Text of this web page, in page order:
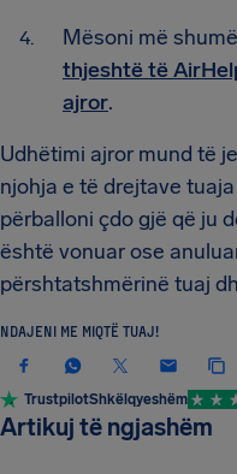
Mësoni më
thjeshtë të
ajror.
Udhëtimi ajror mund të
njohja e të drejtave
përballoni çdo gjë që ju
është vonuar ose
përshtatshmërinë tuaj
NDAJENI ME MIQTË TUAJ!
TrustpilotShkëlqyeshëm
Artikuj të ngjashëm
LAJME DHE TË REJAT